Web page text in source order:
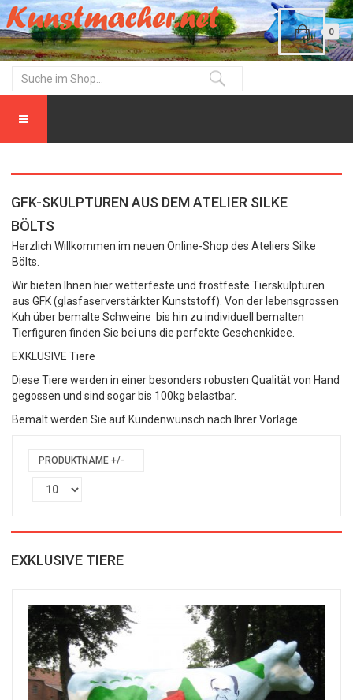
0
GFK-SKULPTUREN AUS DEM ATELIER SILKE
BÖLTS
Herzlich Willkommen im neuen Online-Shop des Ateliers Silke
Bölts.
Wir bieten Ihnen hier wetterfeste und frostfeste Tierskulpturen
aus GFK (glasfaserverstärkter Kunststoff). Von der lebensgrossen
Kuh über bemalte Schweine bis hin zu individuell bemalten
Tierfiguren finden Sie bei uns die perfekte Geschenkidee.
EXKLUSIVE Tiere
Diese Tiere werden in einer besonders robusten Qualität von Hand
gegossen und sind sogar bis 100kg belastbar.
Bemalt werden Sie auf Kundenwunsch nach Ihrer Vorlage.
PRODUKTNAME +/-
EXKLUSIVE TIERE